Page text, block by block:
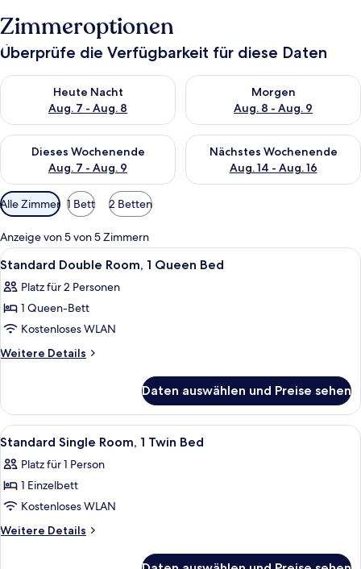
Zimmeroptionen
Überprüfe die Verfügbarkeit für diese Daten
Heute Nacht
Aug. 7 - Aug. 8
Überprüfe die Verfügbarkeit für heute Nacht, Aug. 7 - Aug. 8.
Morgen
Aug. 8 - Aug. 9
Überprüfe die Verfügbarkeit
Dieses Wochenende
Aug. 7 - Aug. 9
Überprüfe die Verfügbarkeit für dieses Wochenende, Aug. 7
Nächstes Wochenende
Aug. 14 - Aug. 16
Überprüfe die Verfügbarkeit
Verfügbare
Filter
für
Zimmer
Alle Zimmer 1 Bett 2 Betten
Anzeige von 5 von 5 Zimmern
Alle
Fotos
für
Standard
Double
Room,
Bed
anzeigen
Ein Hotelzimmer mit einem Bett,
7
Standard Double Room, 1 Queen Bed
Platz für 2 Personen
1 Queen-Bett
Kostenloses WLAN
Weitere Details
Weitere
Double
Room,
1
Bed
Daten auswählen und Preise sehen
Alle
Fotos
für
Standard
Single
Room,
Ein Hotelzimmer mit zwei Betten,
2
Standard Single Room, 1 Twin Bed
Platz für 1 Person
1 Einzelbett
Kostenloses WLAN
Weitere Details
Weitere